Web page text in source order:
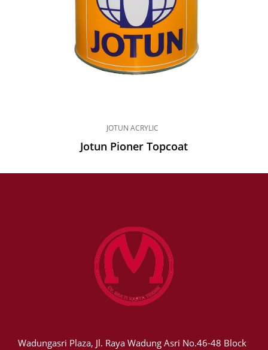
JOTUN ACRYLIC
Jotun Pioner Topcoat
Wadungasri Plaza, Jl. Raya Wadung Asri No.46-48 Block